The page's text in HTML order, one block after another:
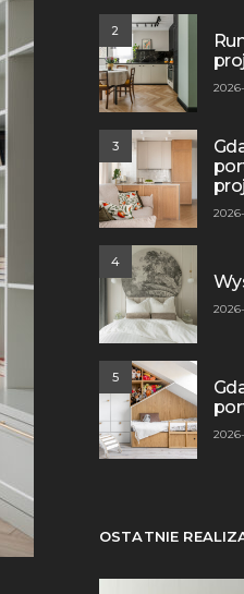
2
3
4
5
OSTATNIE